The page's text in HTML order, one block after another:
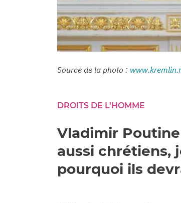
Source de la photo :
DROITS DE L’HOMME
Vladimir Poutine
aussi chrétiens,
pourquoi ils